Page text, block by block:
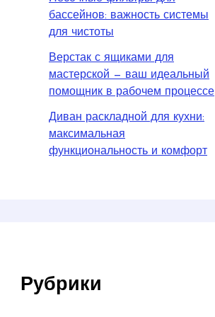
бассейнов: важность системы
для чистоты
Верстак с ящиками для
мастерской — ваш идеальный
помощник в рабочем процессе
Диван раскладной для кухни:
максимальная
функциональность и комфорт
Рубрики